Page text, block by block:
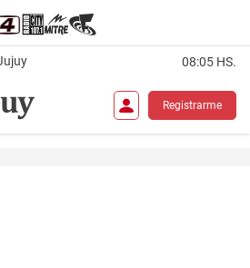
08:05 HS.
Registrarme